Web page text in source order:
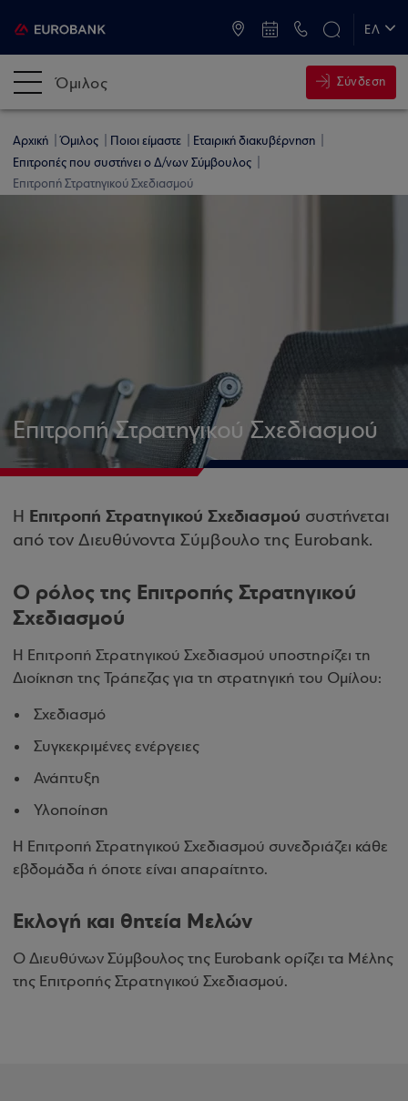
ΕΛ
Όμιλος Σύνδεση
Αρχική Όμιλος Ποιοι είμαστε
Εταιρική διακυβέρνηση
Επιτροπές που συστήνει ο Δ/νων Σύμβουλος
Επιτροπή Στρατηγικού Σχεδιασμού
Επιτροπή Στρατηγικού Σχεδιασμού
Η Επιτροπή Στρατηγικού Σχεδιασμού συστήνεται
από τον Διευθύνοντα Σύμβουλο της Eurobank.
Ο ρόλος της Επιτροπής Στρατηγικού
Σχεδιασμού
Η Επιτροπή Στρατηγικού Σχεδιασμού υποστηρίζει τη
Διοίκηση της Τράπεζας για τη στρατηγική του Ομίλου:
Σχεδιασμό
Συγκεκριμένες ενέργειες
Ανάπτυξη
Υλοποίηση
Η Επιτροπή Στρατηγικού Σχεδιασμού συνεδριάζει κάθε
εβδομάδα ή όποτε είναι απαραίτητο.
Εκλογή και θητεία Μελών
Ο Διευθύνων Σύμβουλος της Eurobank ορίζει τα Μέλης
της Επιτροπής Στρατηγικού Σχεδιασμού.